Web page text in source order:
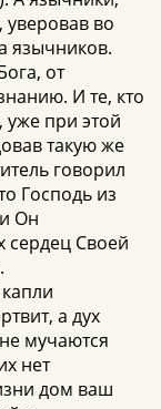
во
язычников.
от
И те, кто
при этой
такую же
говорил
Господь из
Он
сердец Своей
а дух
мучаются
нет
дом ваш